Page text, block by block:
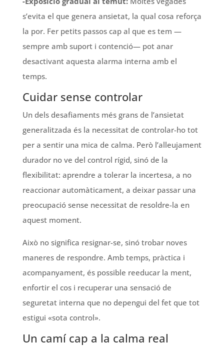
s’evita el que genera ansietat, la qual cosa reforça
la por. Fer petits passos cap al que es tem —
sempre amb suport i contenció— pot anar
desactivant aquesta alarma interna amb el
temps.
Cuidar sense controlar
Un dels desafiaments més grans de l’ansietat
generalitzada és la necessitat de controlar-ho tot
per a sentir una mica de calma. Però l’alleujament
durador no ve del control rígid, sinó de la
flexibilitat: aprendre a tolerar la incertesa, a no
reaccionar automàticament, a deixar passar una
preocupació sense necessitat de resoldre-la en
aquest moment.
Això no significa resignar-se, sinó trobar noves
maneres de respondre. Amb temps, pràctica i
acompanyament, és possible reeducar la ment,
enfortir el cos i recuperar una sensació de
seguretat interna que no depengui del fet que tot
estigui «sota control».
Un camí cap a la calma real